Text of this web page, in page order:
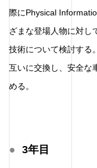
際にPhysical
ざまな登場人物に対し
技術について検討する
互いに交換し、安全な
める。
3年目